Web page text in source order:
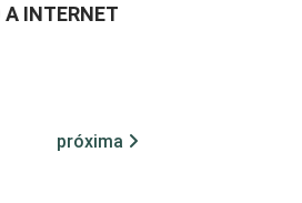
INTERNET
próxima